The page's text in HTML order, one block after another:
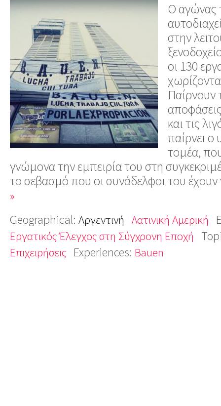
Ο αγώνας
στην
οι 130
Παίρνουν
και τις
παίρνει ο
τομέα,
γνώμονα την εμπειρία του στη
το σεβασμό που οι συνάδελφοι του
»
Geographical: Αργεντινή Λατινική Αμερική
Εργατικός Έλεγχος στη Σύγχρονη Εποχή
Επιχειρήσεις Experiences: Bauen